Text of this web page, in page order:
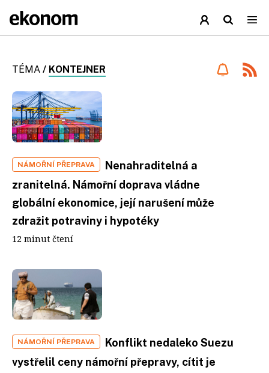
TÉMA / KONTEJNER
NÁMOŘNÍ PŘEPRAVA
Nenahraditelná a
zranitelná. Námořní doprava vládne
globální ekonomice, její narušení může
zdražit potraviny i hypotéky
12 minut čtení
NÁMOŘNÍ PŘEPRAVA
Konflikt nedaleko Suezu
vystřelil ceny námořní přepravy, cítit je